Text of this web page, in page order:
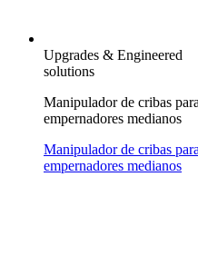
Upgrades & Engineered
solutions
Manipulador de cribas para
empernadores medianos
Manipulador de cribas para
empernadores medianos